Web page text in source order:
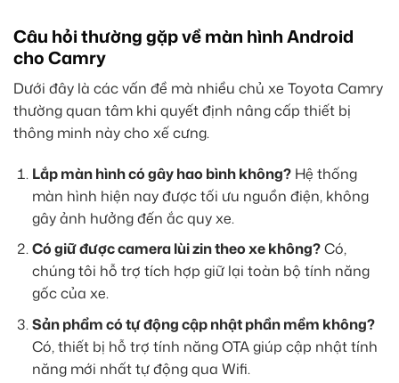
Câu hỏi thường gặp về màn hình Android
cho Camry
Dưới đây là các vấn đề mà nhiều chủ xe Toyota Camry
thường quan tâm khi quyết định nâng cấp thiết bị
thông minh này cho xế cưng.
Lắp màn hình có gây hao bình không?Hệ thống
màn hình hiện nay được tối ưu nguồn điện, không
gây ảnh hưởng đến ắc quy xe.
Có giữ được camera lùi zin theo xe không?Có,
chúng tôi hỗ trợ tích hợp giữ lại toàn bộ tính năng
gốc của xe.
Sản phẩm có tự động cập nhật phần mềm không?
Có, thiết bị hỗ trợ tính năng OTA giúp cập nhật tính
năng mới nhất tự động qua Wifi.